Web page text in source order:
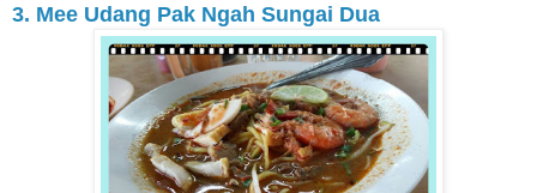
3. Mee Udang Pak Ngah Sungai Dua